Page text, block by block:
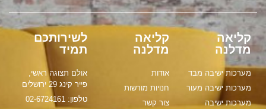
קליאה
מדלנה
מערכות ישיבה מבד
מערכות ישיבה מעור
מערכות ישיבה
קליאה
מדלנה
אודות
חנויות מורשות
צור קשר
לשירותכם
תמיד
אולם תצוגה ראשי,
פייר קינג 29 ירושלים
טלפון: 02-6724161